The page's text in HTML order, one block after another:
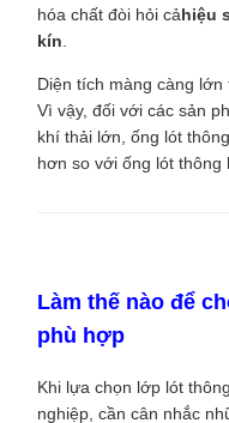
hóa chất đòi hỏi cảhiệu
kín.
Diện tích màng càng
Vì vậy, đối với các sản
khí thải lớn, ống lót
hơn so với ống lót thông
Làm thế nào để
phù hợp
Khi lựa chọn lớp lót
nghiệp, cần cân nhắc